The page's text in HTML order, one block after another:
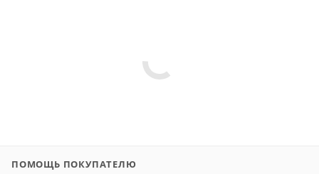
ПОМОЩЬ ПОКУПАТЕЛЮ